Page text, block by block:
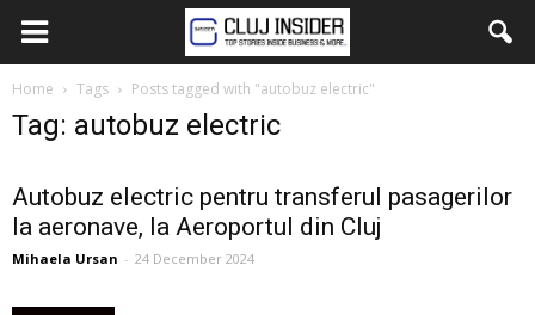
Home Tags Posts tagged with "autobuz electric"
Tag: autobuz electric
Autobuz electric pentru transferul pasagerilor
la aeronave, la Aeroportul din Cluj
Mihaela Ursan - 24 December 2024